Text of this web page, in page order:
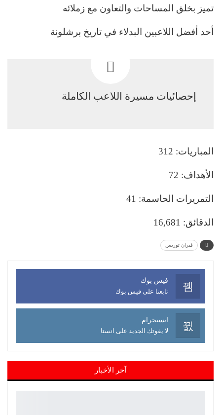
تميز بخلق المساحات والتعاون مع زملائه
أحد أفضل اللاعبين البدلاء في تاريخ برشلونة
إحصائيات مسيرة اللاعب الكاملة
المباريات: 312
الأهداف: 72
التمريرات الحاسمة: 41
الدقائق: 16,681
فيران توريس
فيس بوك
تابعنا على فيس بوك
انستجرام
لا يفوتك الجديد على انستا
آخر الأخبار